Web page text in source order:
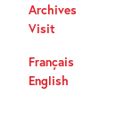
Archives
Visit
Français
English